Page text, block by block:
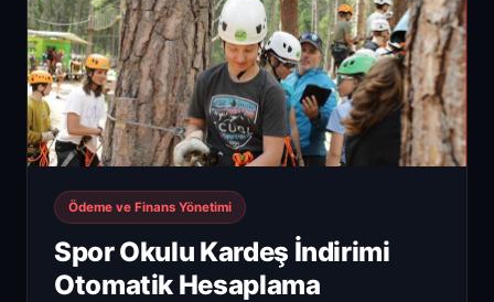
Ödeme ve Finans Yönetimi
Spor Okulu Kardeş İndirimi
Otomatik Hesaplama